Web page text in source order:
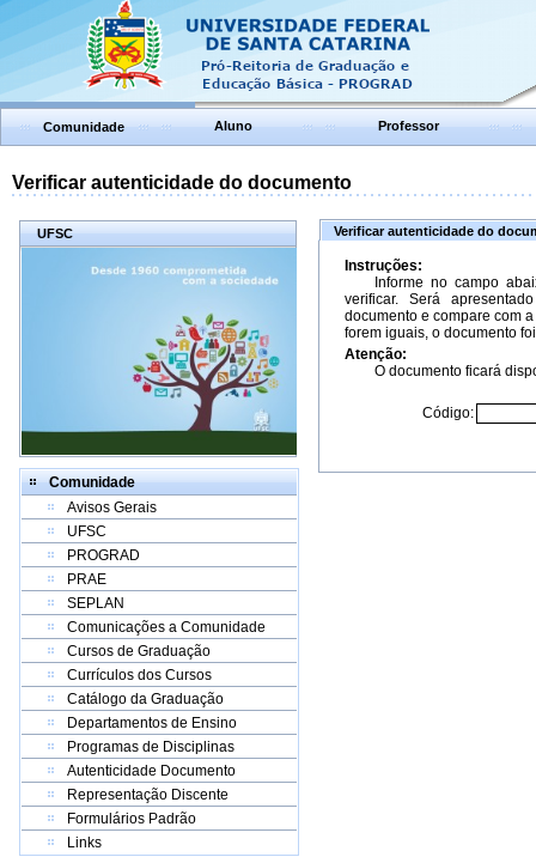
Comunidade Aluno Professor
Verificar autenticidade do documento
UFSC
Comunidade
Avisos Gerais
UFSC
PROGRAD
PRAE
SEPLAN
Comunicações a Comunidade
Cursos de Graduação
Currículos dos Cursos
Catálogo da Graduação
Departamentos de Ensino
Programas de Disciplinas
Autenticidade Documento
Representação Discente
Formulários Padrão
Links
Verificar autenticidade do
Instruções:
Informe no campo
verificar. Será
documento e compare com
forem iguais, o documento
Atenção:
O documento ficará
Código: